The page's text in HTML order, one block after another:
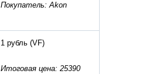
Покупатель: Akon
1 рубль (VF)
Итоговая цена: 25390